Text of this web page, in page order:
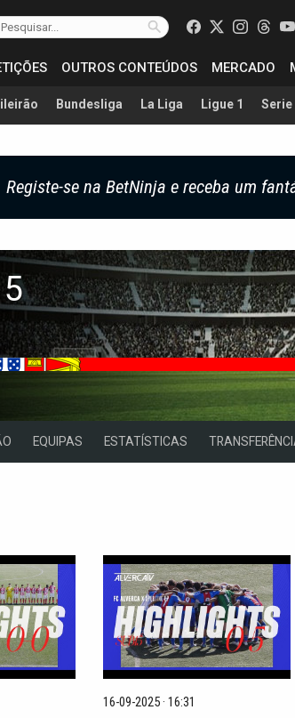
OUTROS CONTEÚDOS MERCADO
Bundesliga La Liga Ligue 1 Serie
Registe-se na BetNinja e receba um
EQUIPAS ESTATÍSTICAS
16-09-2025 · 16:31